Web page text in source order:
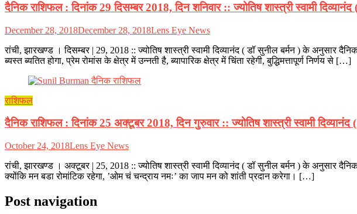
दैनिक राशिफल : दिनांक 29 दिसम्बर 2018, दिन शनिवार :: ज्योतिष शास्त्री स्वामी
December 28, 2018December 28, 2018Lens Eye News
रांची, झारखण्ड । दिसम्बर | 29, 2018 :: ज्योतिष शास्त्री स्वामी दिव्यानंद ( डॉ सुनील बर्मन ) के अनुसार
ब्यस्त ब्यतित होगा, प्रेम रोमांस के क्षेत्र में उन्नती है, ब्यापारिक क्षेत्र में चिंता रहेगी, बुद्धिमत्तापूर्ण निर्णय से […]
राशिफल
दैनिक राशिफल : दिनांक 25 अक्टूबर 2018, दिन गुरुवार :: ज्योतिष शास्त्री स्वामी दिव्यानंद
October 24, 2018Lens Eye News
रांची, झारखण्ड । अक्टूबर | 25, 2018 :: ज्योतिष शास्त्री स्वामी दिव्यानंद ( डॉ सुनील बर्मन ) के अनुसार
क्योंकि मन बडा रोमांटिक रहेगा, ’ओम चं चन्द्राय नमः’ का जाप मन को शांती प्रदान करेगा। […]
Post navigation